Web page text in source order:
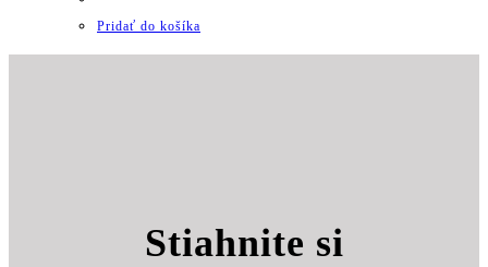
Pridať do košíka
Stiahnite si